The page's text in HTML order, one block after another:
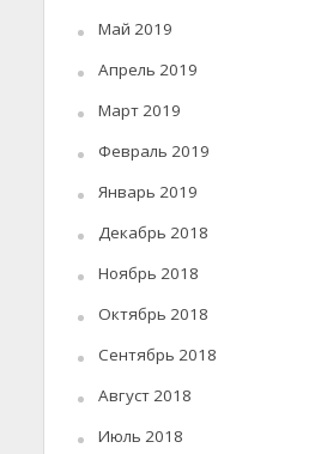
Май 2019
Апрель 2019
Март 2019
Февраль 2019
Январь 2019
Декабрь 2018
Ноябрь 2018
Октябрь 2018
Сентябрь 2018
Август 2018
Июль 2018